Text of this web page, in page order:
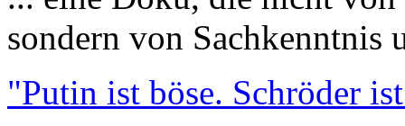
sondern von Sachkenntnis
"Putin ist böse. Schröder